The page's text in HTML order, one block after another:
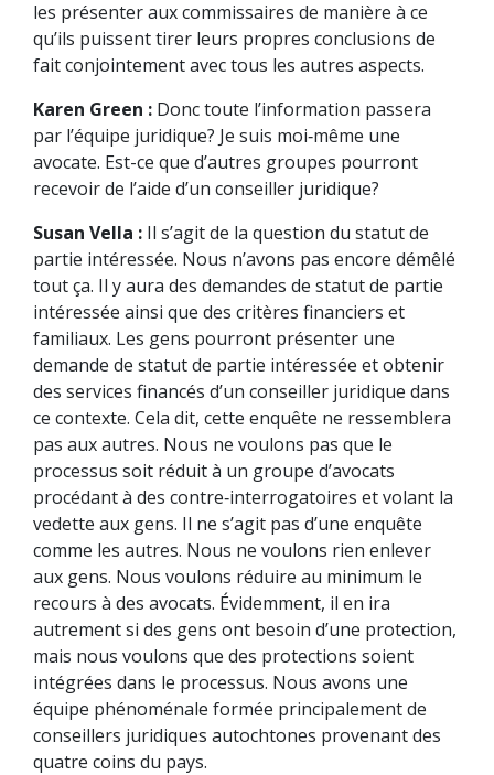
les présenter aux commissaires de manière à ce
qu’ils puissent tirer leurs propres conclusions de
fait conjointement avec tous les autres aspects.
Karen Green : Donc toute l’information passera
par l’équipe juridique? Je suis moi‑même une
avocate. Est-ce que d’autres groupes pourront
recevoir de l’aide d’un conseiller juridique?
Susan Vella : Il s’agit de la question du statut de
partie intéressée. Nous n’avons pas encore démêlé
tout ça. Il y aura des demandes de statut de partie
intéressée ainsi que des critères financiers et
familiaux. Les gens pourront présenter une
demande de statut de partie intéressée et obtenir
des services financés d’un conseiller juridique dans
ce contexte. Cela dit, cette enquête ne ressemblera
pas aux autres. Nous ne voulons pas que le
processus soit réduit à un groupe d’avocats
procédant à des contre‑interrogatoires et volant la
vedette aux gens. Il ne s’agit pas d’une enquête
comme les autres. Nous ne voulons rien enlever
aux gens. Nous voulons réduire au minimum le
recours à des avocats. Évidemment, il en ira
autrement si des gens ont besoin d’une protection,
mais nous voulons que des protections soient
intégrées dans le processus. Nous avons une
équipe phénoménale formée principalement de
conseillers juridiques autochtones provenant des
quatre coins du pays.